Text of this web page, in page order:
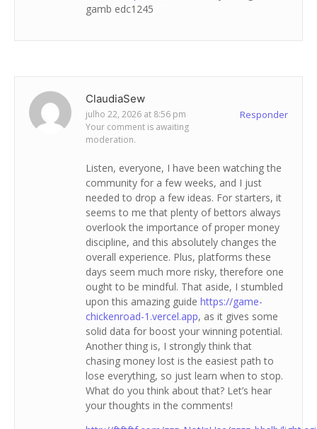
gamb edc1245
ClaudiaSew
julho 22, 2026 at 8:56 pm Responder
Your comment is awaiting
moderation.
Listen, everyone, I have been watching the
community for a few weeks, and I just
needed to drop a few ideas. For starters, it
seems to me that plenty of bettors always
overlook the importance of proper money
discipline, and this absolutely changes the
overall experience. Plus, platforms these
days seem much more risky, therefore one
ought to be mindful. That aside, I stumbled
upon this amazing guide https://game-
chickenroad-1.vercel.app, as it gives some
solid data for boost your winning potential.
Another thing is, I strongly think that
chasing money lost is the easiest path to
lose everything, so just learn when to stop.
What do you think about that? Let’s hear
your thoughts in the comments!